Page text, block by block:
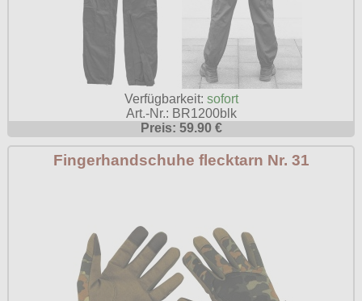
Verfügbarkeit: sofort
Art.-Nr.: BR1200blk
Preis: 59.90 €
Fingerhandschuhe flecktarn Nr. 31